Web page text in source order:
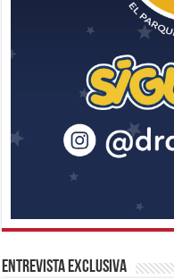
Entrevista Exclusiva